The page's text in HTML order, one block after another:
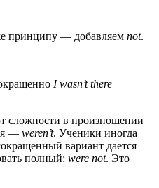
принципу — добавляем not.
I wasn’t there
сложности в произношении
— weren’t. Ученики иногда
вариант дается
полный: were not. Это